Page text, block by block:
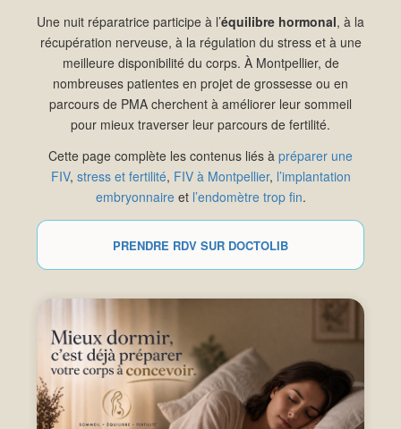
Une nuit réparatrice participe à l’équilibre hormonal, à la
récupération nerveuse, à la régulation du stress et à une
meilleure disponibilité du corps. À Montpellier, de
nombreuses patientes en projet de grossesse ou en
parcours de PMA cherchent à améliorer leur sommeil
pour mieux traverser leur parcours de fertilité.
Cette page complète les contenus liés à préparer une
FIV, stress et fertilité, FIV à Montpellier, l’implantation
embryonnaireet l’endomètre trop fin.
PRENDRE RDV SUR DOCTOLIB